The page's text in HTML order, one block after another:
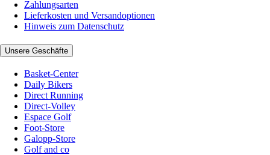
Zahlungsarten
Lieferkosten und Versandoptionen
Hinweis zum Datenschutz
Unsere Geschäfte
Basket-Center
Daily Bikers
Direct Running
Direct-Volley
Espace Golf
Foot-Store
Galopp-Store
Golf and co